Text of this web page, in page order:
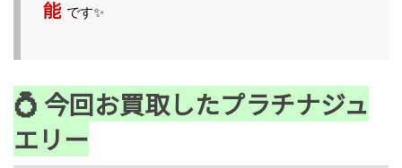
能 です✨
💍 今回お買取したプラチナジュ
エリー